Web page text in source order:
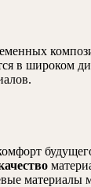
в широком